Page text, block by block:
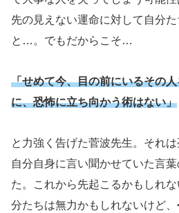
先の見えない運命に対して自分た
と…。でもだからこそ…
「せめて今、目の前にいるその
に、恐怖に立ち向かう術はない」
と力強く告げた菅波先生。それは
自分自身に言い聞かせていた言
た。これから先起こるかもしれ
分たちは無力かもしれないけど、